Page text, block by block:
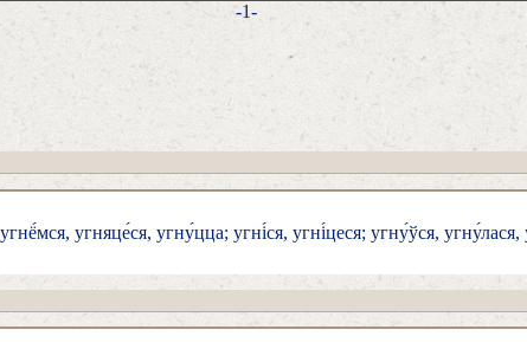
-1-
угняце́ся, угну́цца; угні́ся, угні́цеся; угну́ўся,